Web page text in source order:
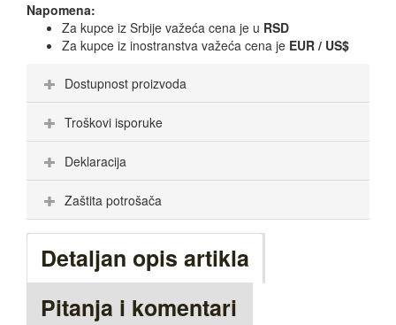
Napomena:
Za kupce iz Srbije važeća cena je u RSD
Za kupce iz inostranstva važeća cena je EUR / US$
Dostupnost proizvoda
Troškovi isporuke
Deklaracija
Zaštita potrošača
Detaljan opis artikla
Pitanja i komentari